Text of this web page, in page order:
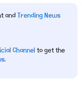
andTrending News
Channelto get the